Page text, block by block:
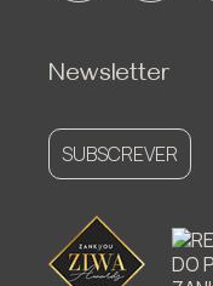
Newsletter
SUBSCREVER